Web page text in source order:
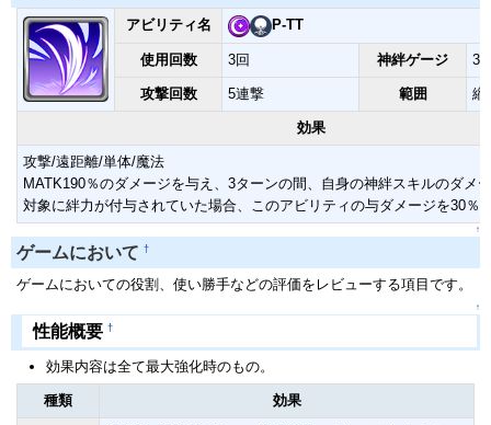
アビリティ名 P-TT
使用回数 3回 神絆ゲージ 35
攻撃回数 5連撃 範囲 縦
効果
攻撃/遠距離/単体/魔法
MATK190％のダメージを与え、3ターンの間、自身の神絆スキルのダメ
対象に絆力が付与されていた場合、このアビリティの与ダメージを30％
↑
ゲームにおいて †
ゲームにおいての役割、使い勝手などの評価をレビューする項目です。
↑
性能概要 †
効果内容は全て最大強化時のもの。
種類 効果